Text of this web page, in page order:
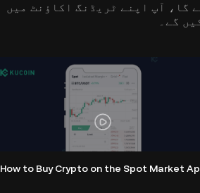
گا، آپ اپنے ٹریڈنگ اکاؤنٹ میں
How to Buy Crypto on the Spot Market